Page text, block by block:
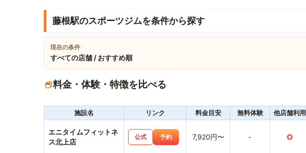
藤根駅のスポーツジムを条件から探す
現在の条件
すべての店舗 / おすすめ順
料金・体験・特徴を比べる
施設名 リンク 料金目安 無料体験 他店舗利用
エニタイムフィットネ
ス北上店
公式 予約 7,920円〜 - ○